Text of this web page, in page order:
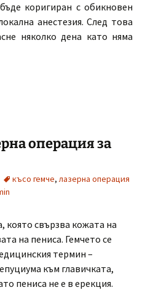
коригиран с обикновен
анестезия. След това
няколко дена като няма
операция за
късо гемче, лазерна операция
която свързва кожата на
на пениса. Гемчето се
термин –
към главичката,
пениса не е в ерекция.